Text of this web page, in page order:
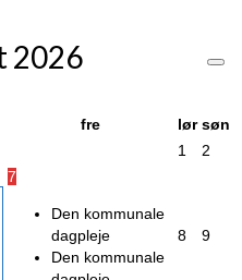
2026
fre lør søn
1
2
7
Den kommunale
dagpleje
Den kommunale
8 9